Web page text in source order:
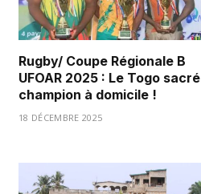
Rugby/ Coupe Régionale B
UFOAR 2025 : Le Togo sacré
champion à domicile !
18 DÉCEMBRE 2025